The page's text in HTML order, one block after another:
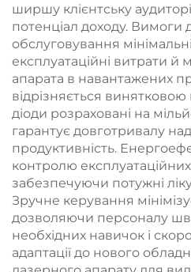
ширшу клієнтську
потенціал доходу. Вимоги
обслуговування
експлуатаційні витрати й
апарата в навантажених
відрізняється винятковою
діоди розраховані на
гарантує довготривалу
продуктивність.
контролю
забезпечуючи потужні
Зручне керування
дозволяючи персоналу
необхідних навичок і
адаптації до нового